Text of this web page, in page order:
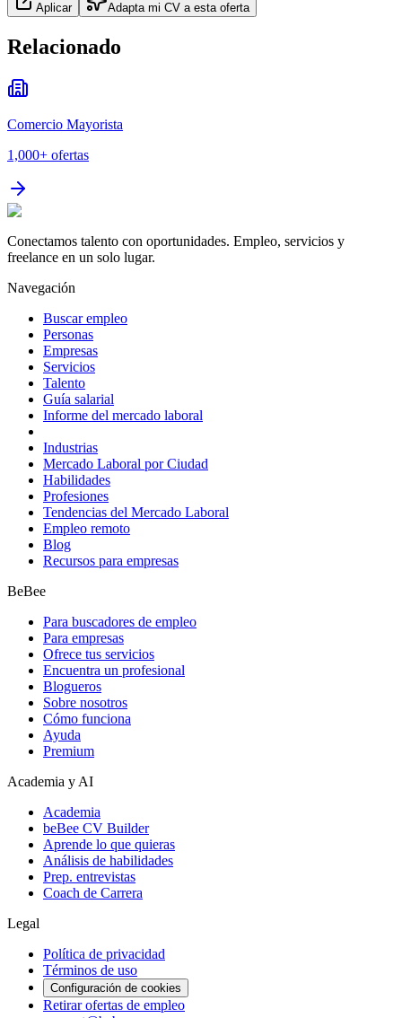
Aplicar Adapta mi CV a esta oferta
Relacionado
Comercio Mayorista
1,000+ ofertas
Conectamos talento con oportunidades. Empleo, servicios y
freelance en un solo lugar.
Navegación
Buscar empleo
Personas
Empresas
Servicios
Talento
Guía salarial
Informe del mercado laboral
Industrias
Mercado Laboral por Ciudad
Habilidades
Profesiones
Tendencias del Mercado Laboral
Empleo remoto
Blog
Recursos para empresas
BeBee
Para buscadores de empleo
Para empresas
Ofrece tus servicios
Encuentra un profesional
Blogueros
Sobre nosotros
Cómo funciona
Ayuda
Premium
Academia y AI
Academia
beBee CV Builder
Aprende lo que quieras
Análisis de habilidades
Prep. entrevistas
Coach de Carrera
Legal
Política de privacidad
Términos de uso
Configuración de cookies
Retirar ofertas de empleo